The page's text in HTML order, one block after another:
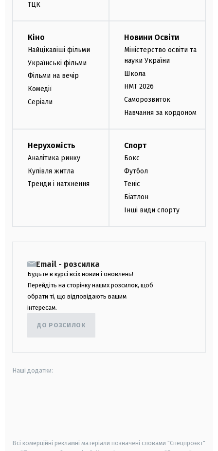
ТЦК
Кіно
Найцікавіші фільми
Українські фільми
Фільми на вечір
Комедії
Серіали
Новини Освіти
Міністерство освіти та
науки України
Школа
НМТ 2026
Саморозвиток
Навчання за кордоном
Нерухомість
Аналітика ринку
Купівля житла
Тренди і натхнення
Спорт
Бокс
Футбол
Теніс
Біатлон
Інші види спорту
Email - розсилка
Будьте в курсі всіх новин і оновлень!
Перейдіть на сторінку наших розсилок, щоб
обрати ті, що відповідають вашим
інтересам.
ДО РОЗСИЛОК
Наші додатки:
Всі комерційні рекламні матеріали позначені словами "Спецпроєкт"